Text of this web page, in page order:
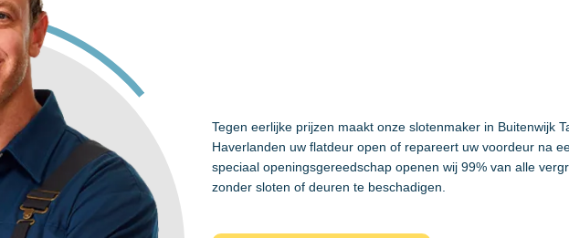
Tegen eerlijke prijzen maakt onze slotenmaker in Buitenwijk
Haverlanden uw flatdeur open of repareert uw voordeur na
speciaal openingsgereedschap openen wij 99% van alle
zonder sloten of deuren te beschadigen.